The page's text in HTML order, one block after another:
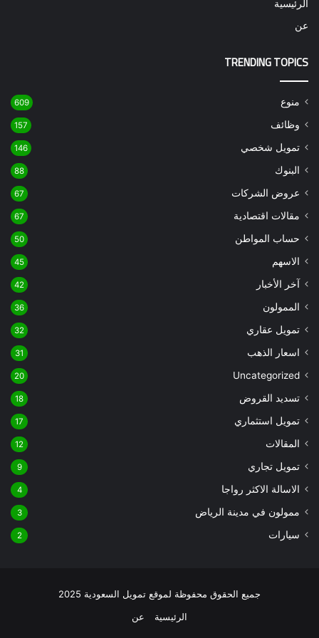
الرئيسية
عن
TRENDING TOPICS
منوع 609
وظائف 157
تمويل شخصي 146
البنوك 88
عروض الشركات 67
مقالات اقتصادية 67
حساب المواطن 50
الاسهم 45
آخر الأخبار 42
الممولون 36
تمويل عقاري 32
اسعار الذهب 31
Uncategorized
20
تسديد القروض 18
تمويل استثماري 17
المقالات 12
تمويل تجاري 9
الاسالة الاكثر رواجا 4
ممولون في مدينة الرياض 3
سيارات 2
جميع الحقوق محفوظة لموقع تمويل السعودية 2025
الرئيسية
عن